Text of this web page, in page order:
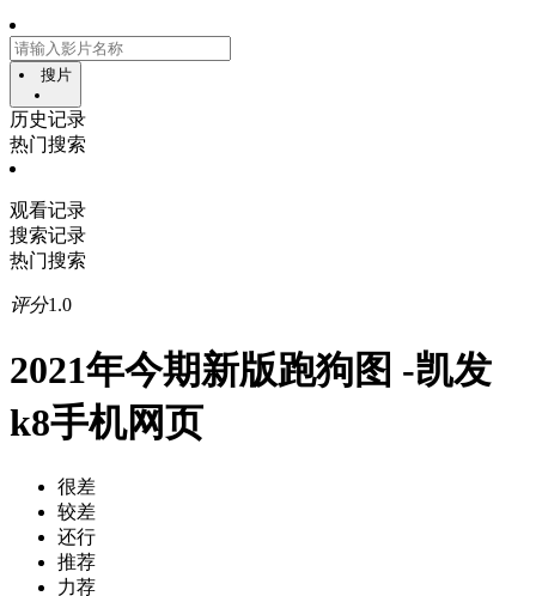
搜片
历史记录
热门搜索
观看记录
搜索记录
热门搜索
评分1.0
2021年今期新版跑狗图 -凯发
k8手机网页
很差
较差
还行
推荐
力荐